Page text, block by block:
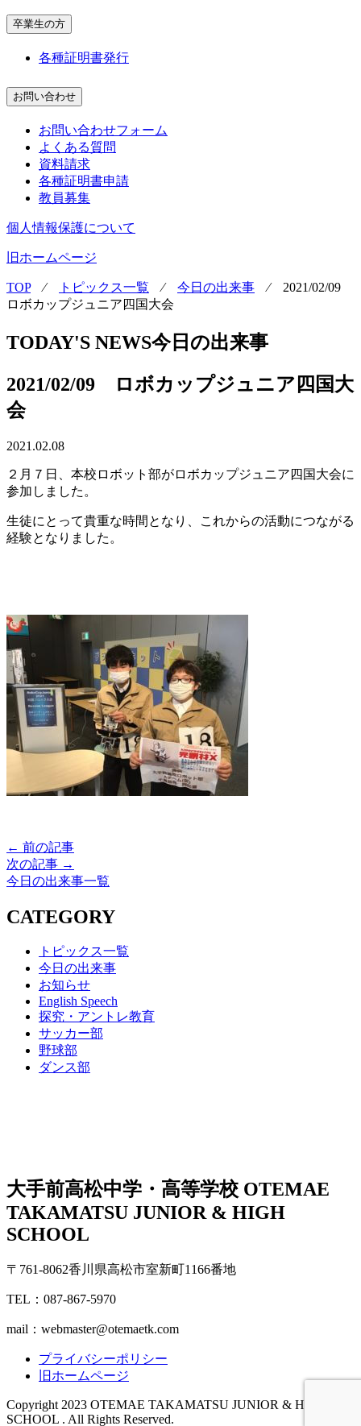
卒業生の方
各種証明書発行
お問い合わせ
お問い合わせフォーム
よくある質問
資料請求
各種証明書申請
教員募集
個人情報保護について
旧ホームページ
TOP⁄ トピックス一覧 ⁄ 今日の出来事 ⁄ 2021/02/09
ロボカップジュニア四国大会
TODAY'S NEWS今日の出来事
2021/02/09 ロボカップジュニア四国大
会
2021.02.08
２月７日、本校ロボット部がロボカップジュニア四国大会に
参加しました。
生徒にとって貴重な時間となり、これからの活動につながる
経験となりました。
← 前の記事
次の記事 →
今日の出来事一覧
CATEGORY
トピックス一覧
今日の出来事
お知らせ
English Speech
探究・アントレ教育
サッカー部
野球部
ダンス部
大手前高松中学・高等学校 OTEMAE
TAKAMATSU JUNIOR & HIGH
SCHOOL
〒761-8062香川県高松市室新町1166番地
TEL：087-867-5970
mail：webmaster@otemaetk.com
プライバシーポリシー
旧ホームページ
Copyright 2023 OTEMAE TAKAMATSU JUNIOR & HIGH
SCHOOL . All Rights Reserved.